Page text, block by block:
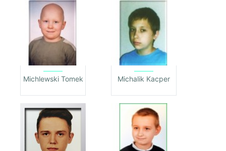
Michlewski Tomek Michalik Kacper